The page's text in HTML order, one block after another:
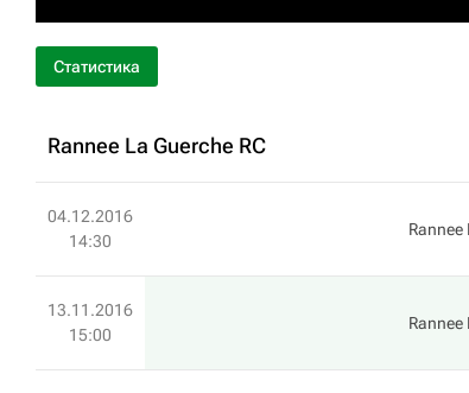
Статистика
Rannee La Guerche RC
04.12.2016
14:30
Rannee
13.11.2016
15:00
Rannee